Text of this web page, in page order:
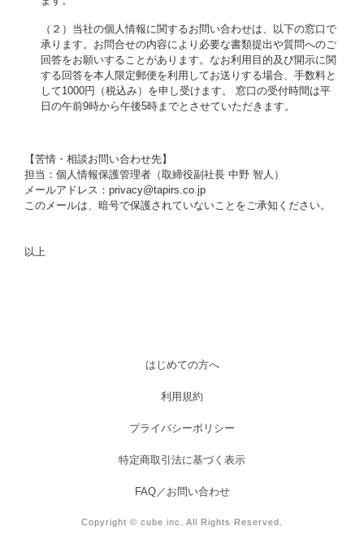
（２）当社の個人情報に関するお問い合わせは、以下の窓口で
承ります。お問合せの内容により必要な書類提出や質問へのご
回答をお願いすることがあります。なお利用目的及び開示に関
する回答を本人限定郵便を利用してお送りする場合、手数料と
して1000円（税込み）を申し受けます。 窓口の受付時間は平
日の午前9時から午後5時までとさせていただきます。
【苦情・相談お問い合わせ先】
担当：個人情報保護管理者（取締役副社長 中野 智人）
メールアドレス：privacy@tapirs.co.jp
このメールは、暗号で保護されていないことをご承知ください。
以上
はじめての方へ
利用規約
プライバシーポリシー
特定商取引法に基づく表示
FAQ／お問い合わせ
Copyright © cube inc. All Rights Reserved.